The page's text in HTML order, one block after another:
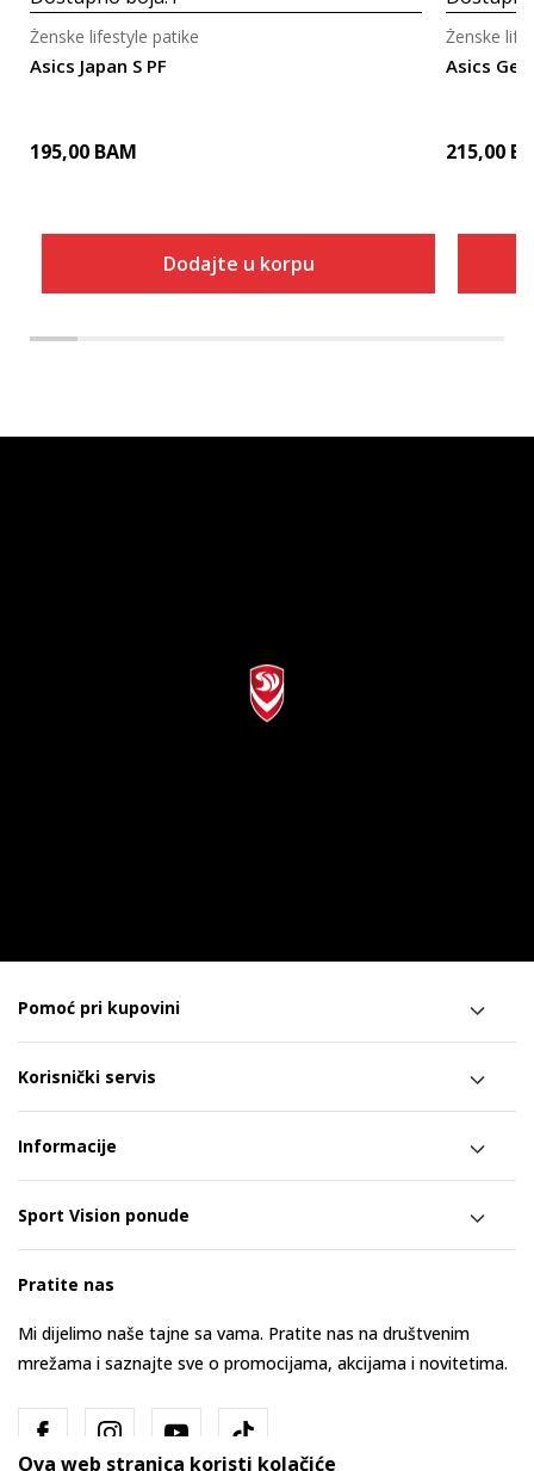
Asics Japan S PF
Ženske lifestyle patike
195,00 BAM
Dodajte u korpu
Asics
Ženske
215,00
Pomoć pri kupovini
Korisnički servis
Informacije
Sport Vision ponude
Pratite nas
Mi dijelimo naše tajne sa vama. Pratite nas na društvenim
mrežama i saznajte sve o promocijama, akcijama i novitetima.
Ova web stranica koristi kolačiće